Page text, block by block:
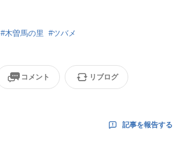
#木曽馬の里 #ツバメ
コメント リブログ
記事を報告する